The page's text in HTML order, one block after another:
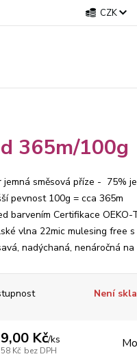
CZK
365m/100g
směsová příze - 75%
pevnost 100g = cca 365m
barvením Certifikace
vlna 22mic mulesing free
nadýchaná, nenáročná na
Není
Kč/ks
Kč bez DPH